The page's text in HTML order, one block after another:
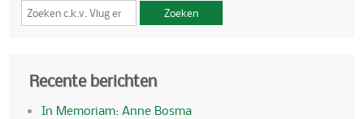
Zoeken
Recente berichten
In Memoriam: Anne Bosma